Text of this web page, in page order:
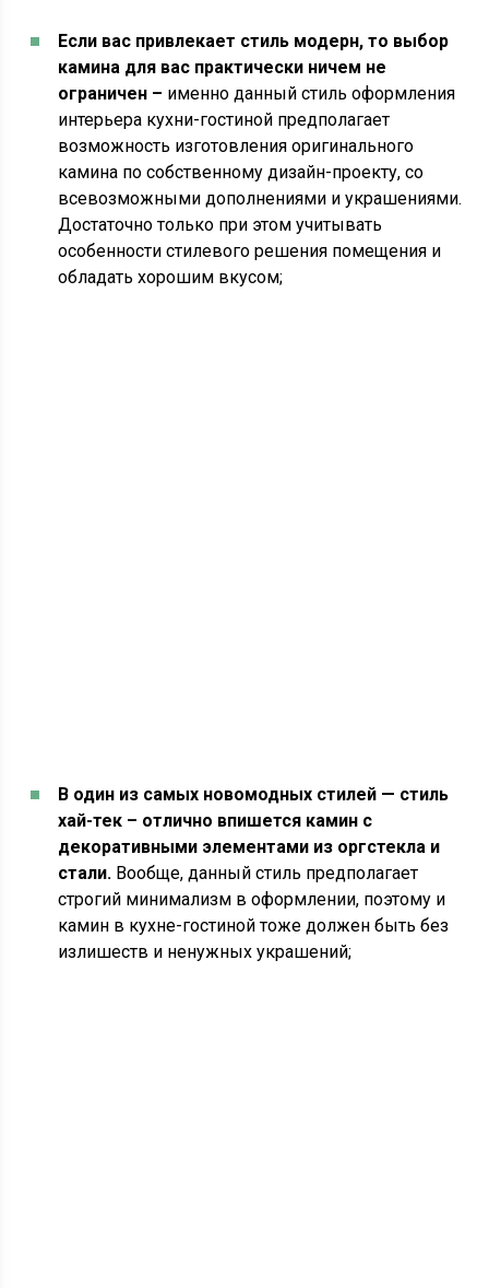
Если вас привлекает стиль модерн, то выбор
камина для вас практически ничем не
ограничен – именно данный стиль оформления
интерьера кухни-гостиной предполагает
возможность изготовления оригинального
камина по собственному дизайн-проекту, со
всевозможными дополнениями и украшениями.
Достаточно только при этом учитывать
особенности стилевого решения помещения и
обладать хорошим вкусом;
В один из самых новомодных стилей — стиль
хай-тек – отлично впишется камин с
декоративными элементами из оргстекла и
стали. Вообще, данный стиль предполагает
строгий минимализм в оформлении, поэтому и
камин в кухне-гостиной тоже должен быть без
излишеств и ненужных украшений;